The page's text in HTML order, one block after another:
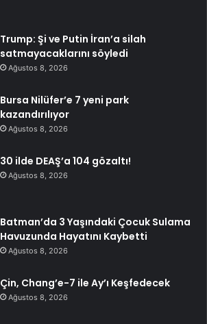
Trump: Şi ve Putin İran’a silah
satmayacaklarını söyledi
Ağustos 8, 2026
Bursa Nilüfer’e 7 yeni park
kazandırılıyor
Ağustos 8, 2026
30 ilde DEAŞ’a 104 gözaltı!
Ağustos 8, 2026
Batman’da 3 Yaşındaki Çocuk Sulama
Havuzunda Hayatını Kaybetti
Ağustos 8, 2026
Çin, Chang’e-7 ile Ay’ı Keşfedecek
Ağustos 8, 2026